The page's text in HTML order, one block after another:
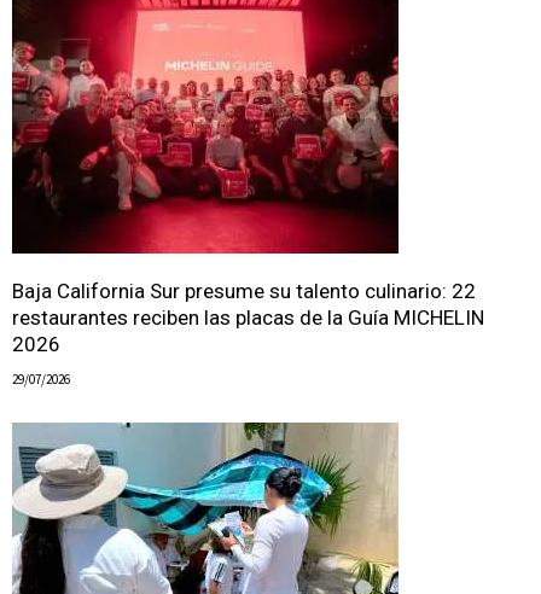
Baja California Sur presume su talento culinario: 22
restaurantes reciben las placas de la Guía MICHELIN
2026
29/07/2026